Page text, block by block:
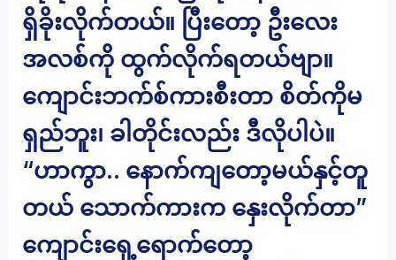
ရှိခိုးလိုက်တယ်။ ပြီးတော့ ဦးလေး
အလစ်ကို ထွက်လိုက်ရတယ်ဗျာ။
ကျောင်းဘက်စ်ကားစီးတာ စိတ်ကိုမ
ရှည်ဘူး၊ ခါတိုင်းလည်း ဒီလိုပါပဲ။
“ဟာကွာ.. နောက်ကျတော့မယ်နှင့်တူ
တယ် သောက်ကားက နှေးလိုက်တာ”
ကျောင်းရှေ့ရောက်တော့